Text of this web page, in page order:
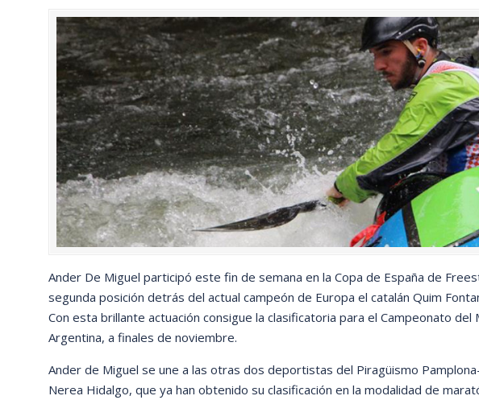
Ander De Miguel participó este fin de semana en la Copa de España de
segunda posición detrás del actual campeón de Europa el catalán Quim
Con esta brillante actuación consigue la clasificatoria para el Campeonato del
Argentina, a finales de noviembre.
Ander de Miguel se une a las otras dos deportistas del Piragüismo
Nerea Hidalgo, que ya han obtenido su clasificación en la modalidad de